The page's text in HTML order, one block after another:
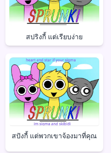
สปริงกี้ แต่เรียบง่าย
สปังกี้ แต่พวกเขาจ้องมาที่คุณ